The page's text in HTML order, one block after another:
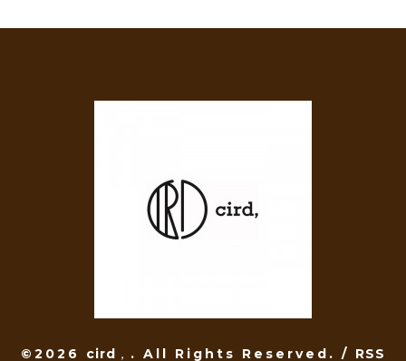
©2026 cird， . All Rights Reserved. / RSS